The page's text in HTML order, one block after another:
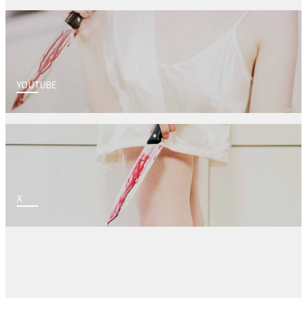
YOUTUBE
X